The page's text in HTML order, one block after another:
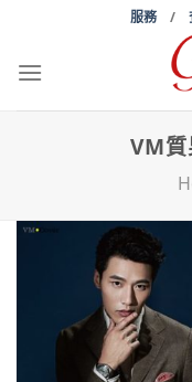
content
服務/
VM